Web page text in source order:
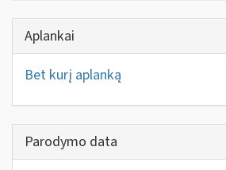
Aplankai
Bet kurį aplanką
Parodymo data